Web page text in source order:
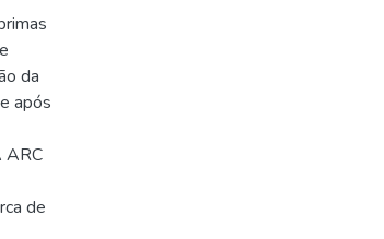
da
após
ARC
de